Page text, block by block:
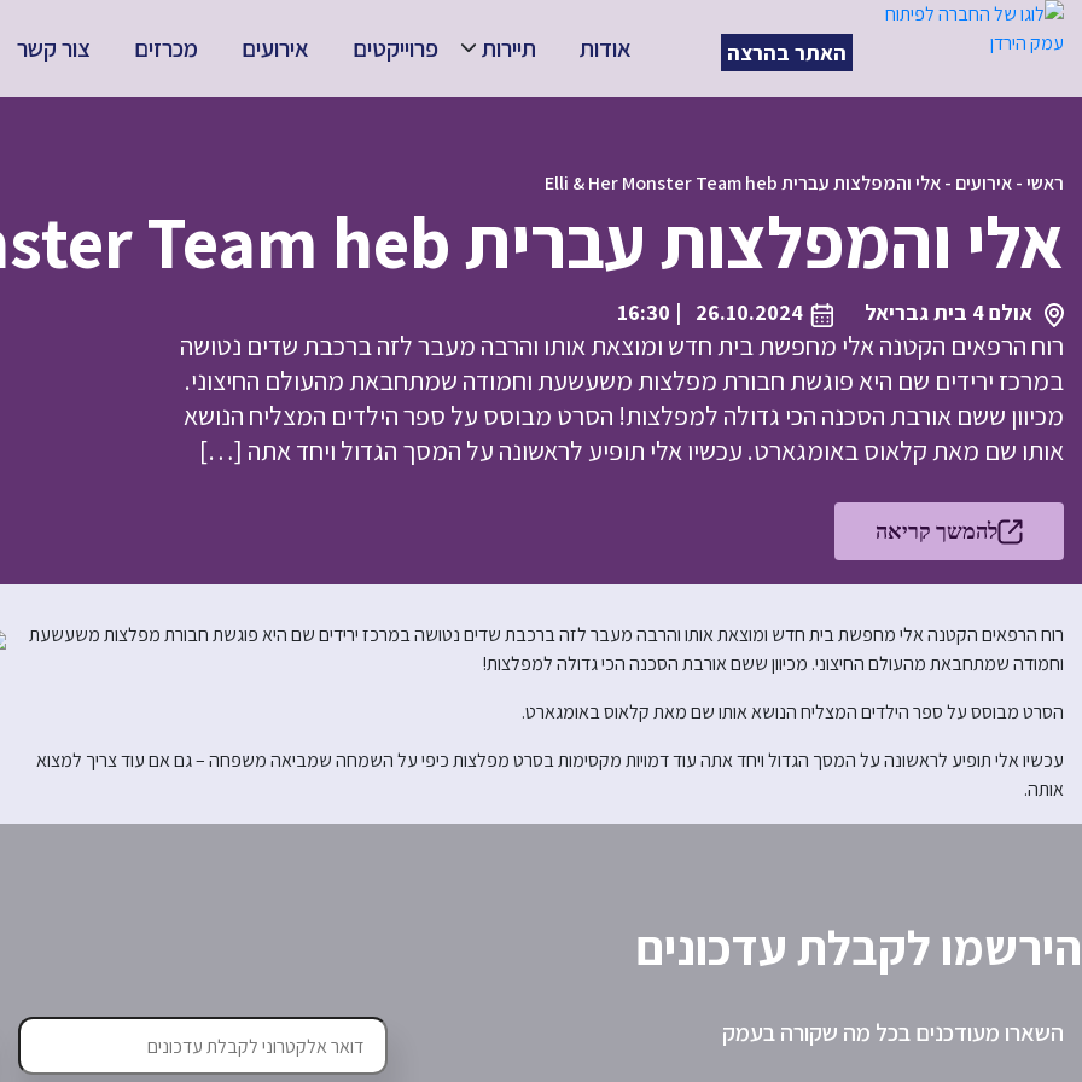
האתר בהרצה אודות תיירות פרוייקטים אירועים מכרזים צור קשר
ראשי-אירועים -אלי והמפלצות עברית Elli & Her Monster Team heb
אלי והמפלצות עברית Elli & Her Monster Team heb
אולם 4 בית גבריאל 26.10.2024
| 16:30
רוח הרפאים הקטנה אלי מחפשת בית חדש ומוצאת אותו והרבה מעבר לזה ברכבת שדים נטושה
במרכז ירידים שם היא פוגשת חבורת מפלצות משעשעת וחמודה שמתחבאת מהעולם החיצוני.
מכיוון ששם אורבת הסכנה הכי גדולה למפלצות! הסרט מבוסס על ספר הילדים המצליח הנושא
אותו שם מאת קלאוס באומגארט. עכשיו אלי תופיע לראשונה על המסך הגדול ויחד אתה […]
להמשך קריאה
רוח הרפאים הקטנה אלי מחפשת בית חדש ומוצאת אותו והרבה מעבר לזה ברכבת שדים נטושה במרכז ירידים שם היא פוגשת חבורת מפלצות משעשעת
וחמודה שמתחבאת מהעולם החיצוני. מכיוון ששם אורבת הסכנה הכי גדולה למפלצות!
הסרט מבוסס על ספר הילדים המצליח הנושא אותו שם מאת קלאוס באומגארט.
עכשיו אלי תופיע לראשונה על המסך הגדול ויחד אתה עוד דמויות מקסימות בסרט מפלצות כיפי על השמחה שמביאה משפחה – גם אם עוד צריך למצוא
אותה.
הירשמו לקבלת עדכונים
השארו מעודכנים בכל מה שקורה בעמק